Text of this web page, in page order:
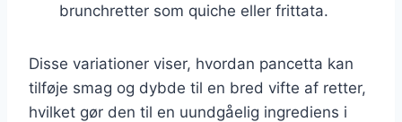
brunchretter som quiche eller frittata.
Disse variationer viser, hvordan pancetta kan
tilføje smag og dybde til en bred vifte af retter,
hvilket gør den til en uundgåelig ingrediens i